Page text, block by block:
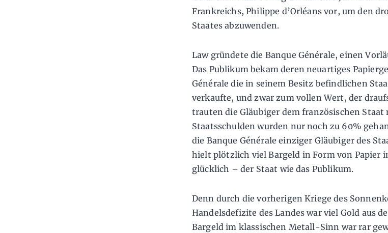
Frankreichs, Philippe d’Orléans vor, um den
Staates abzuwenden.
Law gründete die Banque Générale, einen
Das Publikum bekam deren neuartiges
Générale die in seinem Besitz befindlichen
verkaufte, und zwar zum vollen Wert, der
trauten die Gläubiger dem französischen
Staatsschulden wurden nur noch zu 60%
die Banque Générale einziger Gläubiger des
hielt plötzlich viel Bargeld in Form von Papier
glücklich – der Staat wie das Publikum.
Denn durch die vorherigen Kriege des
Handelsdefizite des Landes war viel Gold aus
Bargeld im klassischen Metall-Sinn war rar